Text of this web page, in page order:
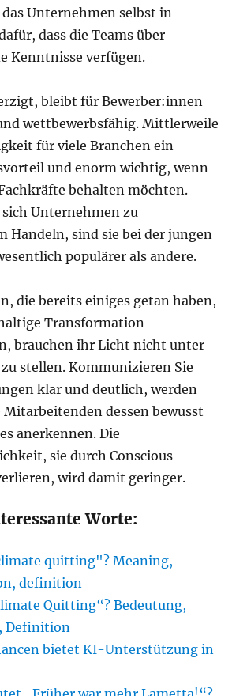
Unternehmen selbst in
dass die Teams über
Kenntnisse verfügen.
bleibt für Bewerber:innen
wettbewerbsfähig. Mittlerweile
für viele Branchen ein
und enorm wichtig, wenn
behalten möchten.
Unternehmen zu
Handeln, sind sie bei der jungen
populärer als andere.
die bereits einiges getan haben,
Transformation
brauchen ihr Licht nicht unter
stellen. Kommunizieren Sie
klar und deutlich, werden
Mitarbeitenden dessen bewusst
anerkennen. Die
sie durch Conscious
wird damit geringer.
Worte:
quitting"? Meaning,
definition
Quitting“? Bedeutung,
Definition
bietet KI-Unterstützung in